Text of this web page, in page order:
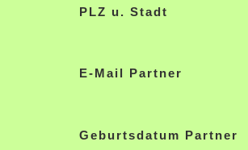
PLZ u. Stadt
E-Mail Partner
Geburtsdatum Partner